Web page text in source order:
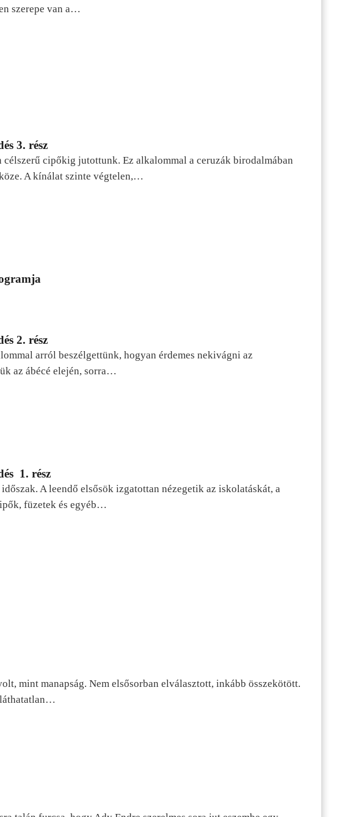
szerepe van a…
3. rész
cipőkig jutottunk. Ez alkalommal a ceruzák birodalmában
A kínálat szinte végtelen,…
2. rész
arról beszélgettünk, hogyan érdemes nekivágni az
az ábécé elején, sorra…
1. rész
A leendő elsősök izgatottan nézegetik az iskolatáskát, a
füzetek és egyéb…
mint manapság. Nem elsősorban elválasztott, inkább összekötött.